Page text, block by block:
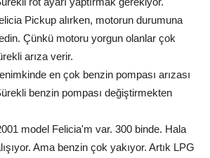
Pickup alırken, motorun durumuna
Çünkü motoru yorgun olanlar çok
arıza verir.
en çok benzin pompası arızası
benzin pompası değiştirmekten
model Felicia'm var. 300 binde. Hala
Ama benzin çok yakıyor. Artık LPG